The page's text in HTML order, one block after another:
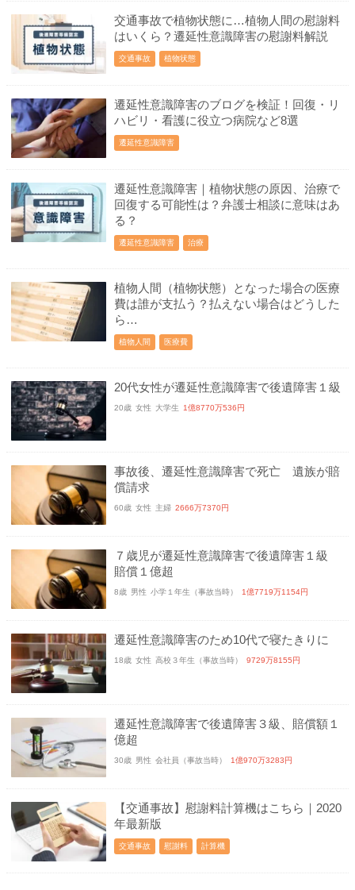
交通事故で植物状態に…植物人間の慰謝料
はいくら？遷延性意識障害の慰謝料解説
交通事故 植物状態
遷延性意識障害のブログを検証！回復・リ
ハビリ・看護に役立つ病院など8選
遷延性意識障害
遷延性意識障害｜植物状態の原因、治療で
回復する可能性は？弁護士相談に意味はあ
る？
遷延性意識障害 治療
植物人間（植物状態）となった場合の医療
費は誰が支払う？払えない場合はどうした
ら…
植物人間 医療費
20代女性が遷延性意識障害で後遺障害１級
20歳 女性 大学生 1億8770万536円
事故後、遷延性意識障害で死亡 遺族が賠
償請求
60歳 女性 主婦 2666万7370円
７歳児が遷延性意識障害で後遺障害１級
賠償１億超
8歳 男性 小学１年生（事故当時） 1億7719万1154円
遷延性意識障害のため10代で寝たきりに
18歳 女性 高校３年生（事故当時） 9729万8155円
遷延性意識障害で後遺障害３級、賠償額１
億超
30歳 男性 会社員（事故当時） 1億970万3283円
【交通事故】慰謝料計算機はこちら｜2020
年最新版
交通事故 慰謝料 計算機